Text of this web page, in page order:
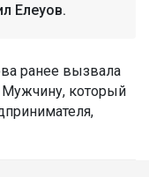
Елеуов.
ранее вызвала
который